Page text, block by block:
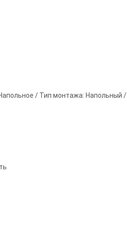
/ Тип монтажа: Напольный /